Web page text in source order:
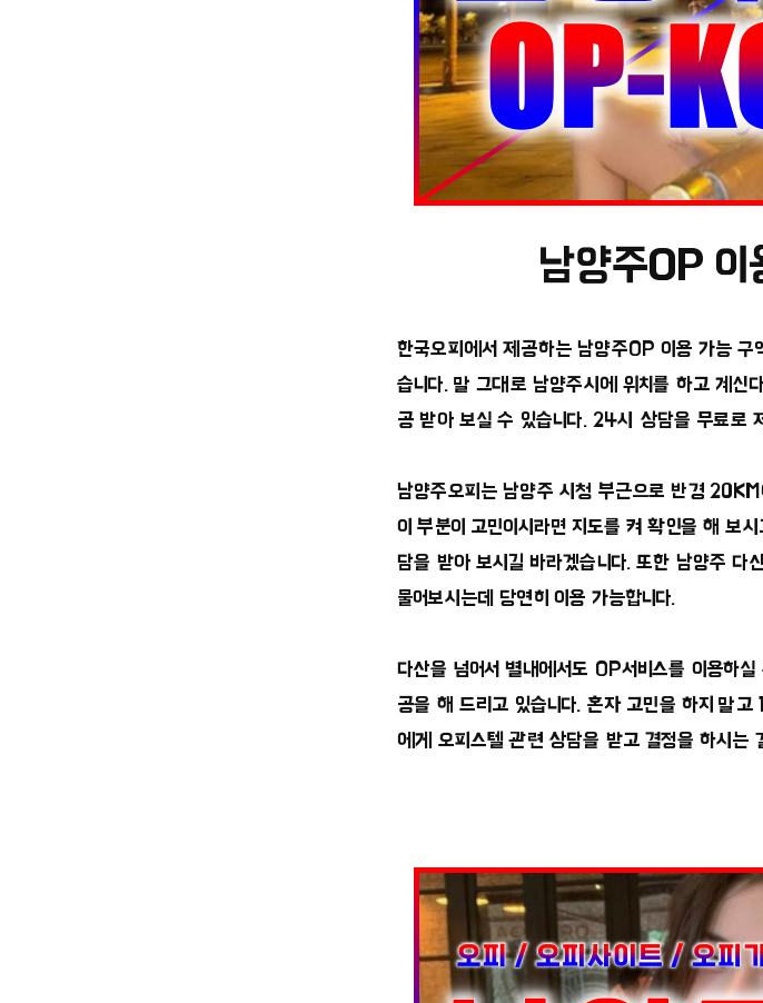
남양주OP 이
한국오피에서 제공하는 남양주OP 이용 가능
습니다. 말 그대로 남양주시에 위치를 하고 계신
공 받아 보실 수 있습니다. 24시 상담을 무료로
남양주오피는 남양주 시청 부근으로 반경
이 부분이 고민이시라면 지도를 켜 확인을 해 보
담을 받아 보시길 바라겠습니다. 또한 남양주 다
물어보시는데 당연히 이용 가능합니다.
다산을 넘어서 별내에서도 OP서비스를 이용하
공을 해 드리고 있습니다. 혼자 고민을 하지 말
에게 오피스텔 관련 상담을 받고 결정을 하시는